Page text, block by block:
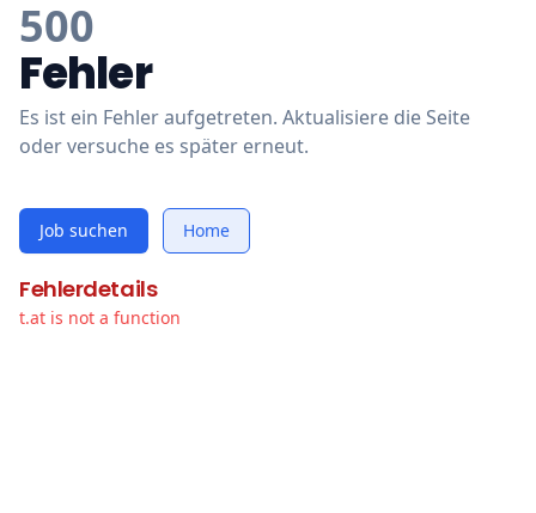
500
Fehler
Es ist ein Fehler aufgetreten. Aktualisiere die Seite
oder versuche es später erneut.
Job suchen Home
Fehlerdetails
t.at is not a function